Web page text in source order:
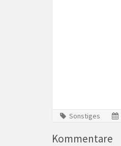
Sonstiges
Kommentare